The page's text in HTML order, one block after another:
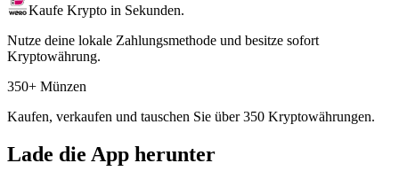
Kaufe Krypto in Sekunden.
Nutze deine lokale Zahlungsmethode und besitze sofort
Kryptowährung.
350+ Münzen
Kaufen, verkaufen und tauschen Sie über 350 Kryptowährungen.
Lade die App herunter